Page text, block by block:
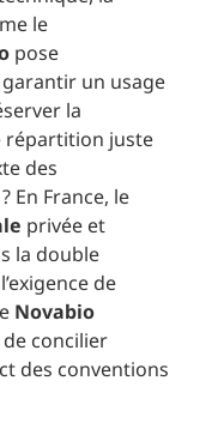
le
pose
un usage
la
répartition juste
des
En France, le
privée et
la double
de
Novabio
concilier
des conventions